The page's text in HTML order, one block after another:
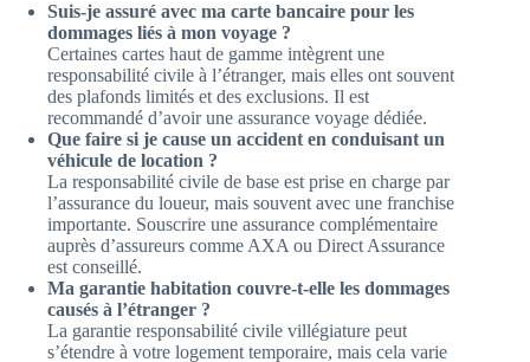
Suis-je assuré avec ma carte bancaire pour les
dommages liés à mon voyage ?
Certaines cartes haut de gamme intègrent une
responsabilité civile à l’étranger, mais elles ont souvent
des plafonds limités et des exclusions. Il est
recommandé d’avoir une assurance voyage dédiée.
Que faire si je cause un accident en conduisant un
véhicule de location ?
La responsabilité civile de base est prise en charge par
l’assurance du loueur, mais souvent avec une franchise
importante. Souscrire une assurance complémentaire
auprès d’assureurs comme AXA ou Direct Assurance
est conseillé.
Ma garantie habitation couvre-t-elle les dommages
causés à l’étranger ?
La garantie responsabilité civile villégiature peut
s’étendre à votre logement temporaire, mais cela varie